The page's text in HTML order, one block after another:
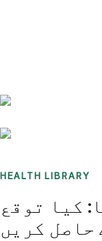
HEALTH LIBRARY
کیا توقع
حاصل کریں